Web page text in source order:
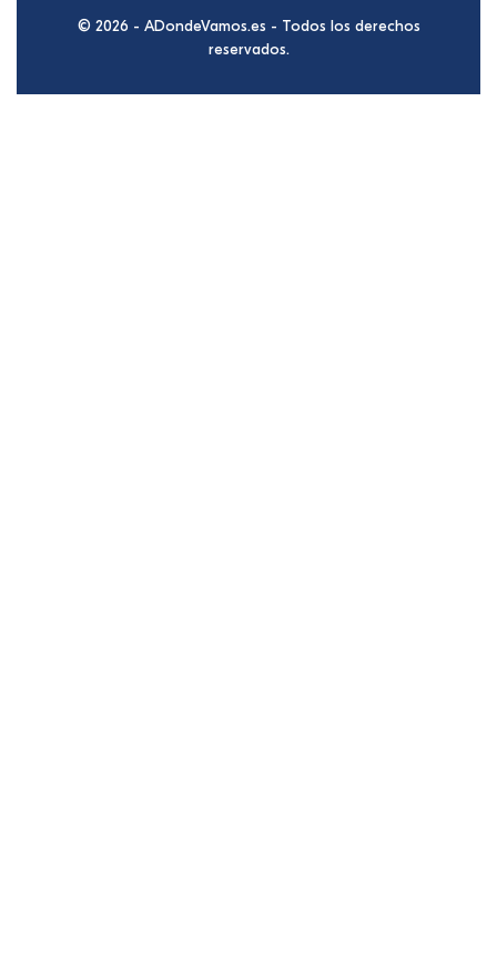
© 2026 - ADondeVamos.es - Todos los derechos
reservados.